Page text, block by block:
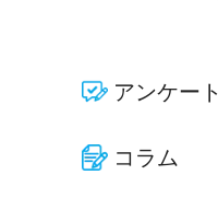
アンケート
コラム